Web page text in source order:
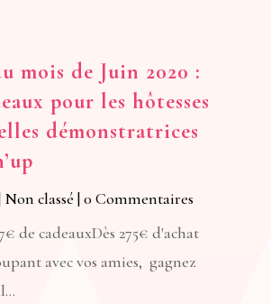
mois de Juin 2020 :
pour les hôtesses
démonstratrices
Non classé | 0 Commentaires
de cadeauxDès 275€ d'achat
avec vos amies, gagnez